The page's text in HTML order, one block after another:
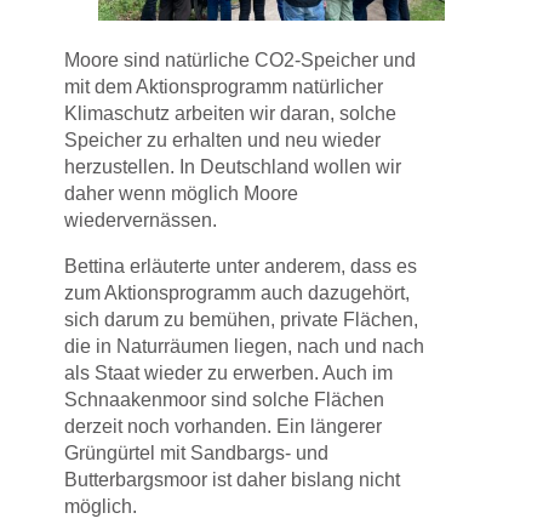
Moore sind natürliche CO2-Speicher und
mit dem Aktionsprogramm natürlicher
Klimaschutz arbeiten wir daran, solche
Speicher zu erhalten und neu wieder
herzustellen. In Deutschland wollen wir
daher wenn möglich Moore
wiedervernässen.
Bettina erläuterte unter anderem, dass es
zum Aktionsprogramm auch dazugehört,
sich darum zu bemühen, private Flächen,
die in Naturräumen liegen, nach und nach
als Staat wieder zu erwerben. Auch im
Schnaakenmoor sind solche Flächen
derzeit noch vorhanden. Ein längerer
Grüngürtel mit Sandbargs- und
Butterbargsmoor ist daher bislang nicht
möglich.